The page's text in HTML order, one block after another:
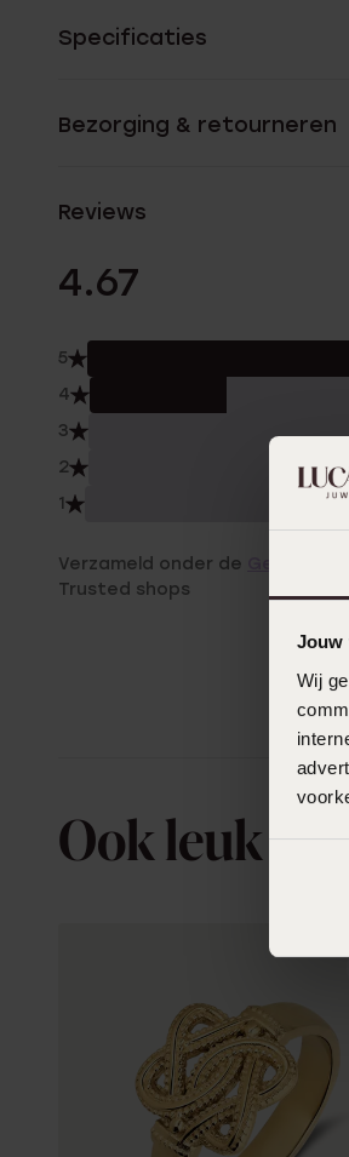
Jouw
Wij
Specificaties
Bezorging & retourneren
Reviews
4.67
5
4
3
2
1
Verzameld onder de
Trusted shops
Ook leuk